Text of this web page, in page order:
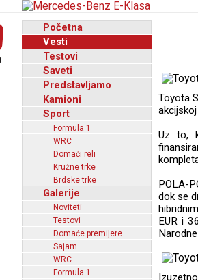
Početna
Vesti
Testovi
Saveti
Predstavljamo
Kamioni
Sport
Formula 1
WRC
Domaći reli
Kružne trke
Brdske trke
Galerije
Noviteti
Testovi
Domaće premijere
Sajam
WRC
Formula 1
Toyota
Uz to,
POLA-
dok se
EUR i